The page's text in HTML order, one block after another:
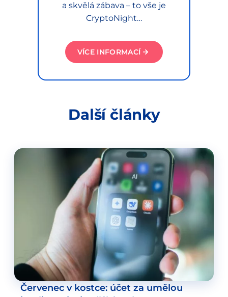
a skvělá zábava – to vše je
CryptoNight…
VÍCE INFORMACÍ
Další články
Červenec v kostce: účet za umělou